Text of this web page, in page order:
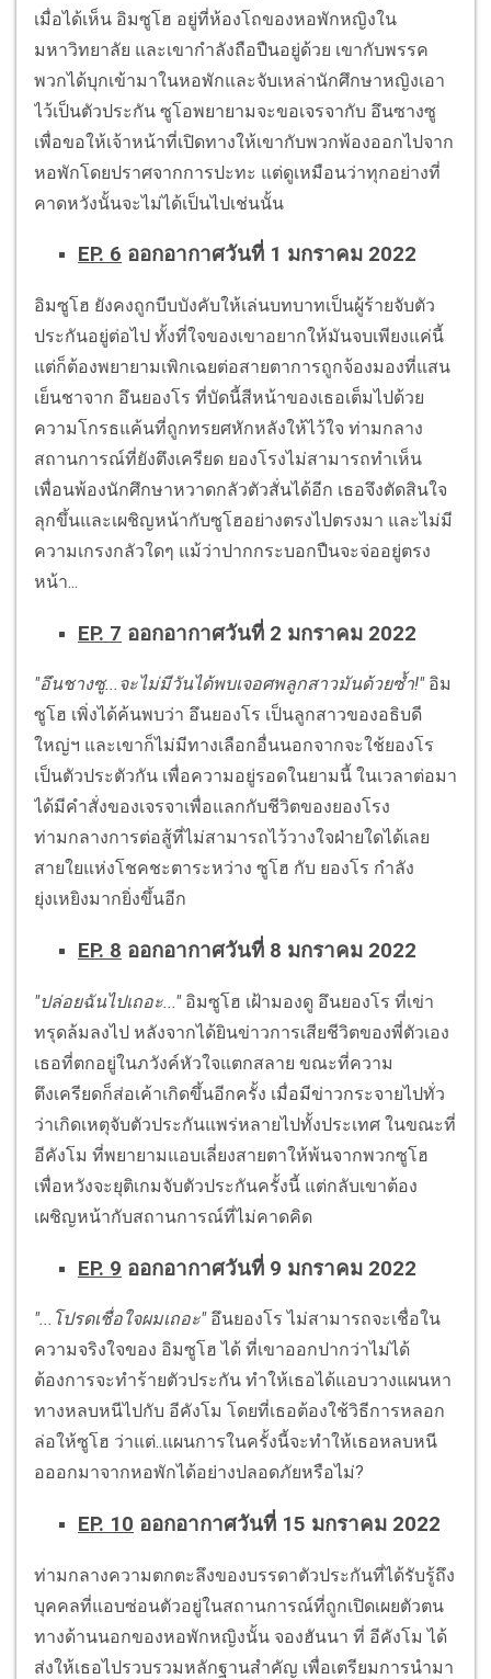
เมื่อได้เห็น อิมซูโฮ อยู่ที่ห้องโถของหอพักหญิงใน
มหาวิทยาลัย และเขากำลังถือปืนอยู่ด้วย เขากับพรรค
พวกได้บุกเข้ามาในหอพักและจับเหล่านักศึกษาหญิงเอา
ไว้เป็นตัวประกัน ซูโอพยายามจะขอเจรจากับ อึนซางซู
เพื่อขอให้เจ้าหน้าที่เปิดทางให้เขากับพวกพ้องออกไปจาก
หอพักโดยปราศจากการปะทะ แต่ดูเหมือนว่าทุกอย่างที่
คาดหวังนั้นจะไม่ได้เป็นไปเช่นนั้น
EP. 6 ออกอากาศวันที่ 1 มกราคม 2022
อิมซูโฮ ยังคงถูกบีบบังคับให้เล่นบทบาทเป็นผู้ร้ายจับตัว
ประกันอยู่ต่อไป ทั้งที่ใจของเขาอยากให้มันจบเพียงแค่นี้
แต่ก็ต้องพยายามเพิกเฉยต่อสายตาการถูกจ้องมองที่แสน
เย็นชาจาก อึนยองโร ที่บัดนี้สีหน้าของเธอเต็มไปด้วย
ความโกรธแค้นที่ถูกทรยศหักหลังให้ไว้ใจ ท่ามกลาง
สถานการณ์ที่ยังตึงเครียด ยองโรงไม่สามารถทำเห็น
เพื่อนพ้องนักศึกษาหวาดกลัวตัวสั่นได้อีก เธอจึงตัดสินใจ
ลุกขึ้นและเผชิญหน้ากับซูโฮอย่างตรงไปตรงมา และไม่มี
ความเกรงกลัวใดๆ แม้ว่าปากกระบอกปืนจะจ่ออยู่ตรง
หน้า...
EP. 7 ออกอากาศวันที่ 2 มกราคม 2022
"อึนชางซู...จะไม่มีวันได้พบเจอศพลูกสาวมันด้วยซ้ำ!"อิม
ซูโฮ เพิ่งได้ค้นพบว่า อึนยองโร เป็นลูกสาวของอธิบดี
ใหญ่ฯ และเขาก็ไม่มีทางเลือกอื่นนอกจากจะใช้ยองโร
เป็นตัวประตัวกัน เพื่อความอยู่รอดในยามนี้ ในเวลาต่อมา
ได้มีคำสั่งของเจรจาเพื่อแลกกับชีวิตของยองโรง
ท่ามกลางการต่อสู้ที่ไม่สามารถไว้วางใจฝ่ายใดได้เลย
สายใยแห่งโชคชะตาระหว่าง ซูโฮ กับ ยองโร กำลัง
ยุ่งเหยิงมากยิ่งขึ้นอีก
EP. 8 ออกอากาศวันที่ 8 มกราคม 2022
"ปล่อยฉันไปเถอะ..."อิมซูโฮ เฝ้ามองดู อึนยองโร ที่เข่า
ทรุดล้มลงไป หลังจากได้ยินข่าวการเสียชีวิตของพี่ตัวเอง
เธอที่ตกอยู่ในภวังค์หัวใจแตกสลาย ขณะที่ความ
ตึงเครียดก็ส่อเค้าเกิดขึ้นอีกครั้ง เมื่อมีข่าวกระจายไปทั่ว
ว่าเกิดเหตุจับตัวประกันแพร่หลายไปทั้งประเทศ ในขณะที่
อีคังโม ที่พยายามแอบเลี่ยงสายตาให้พ้นจากพวกซูโฮ
เพื่อหวังจะยุติเกมจับตัวประกันครั้งนี้ แต่กลับเขาต้อง
เผชิญหน้ากับสถานการณ์ที่ไม่คาดคิด
EP. 9 ออกอากาศวันที่ 9 มกราคม 2022
"...โปรดเชื่อใจผมเถอะ"อึนยองโร ไม่สามารถจะเชื่อใน
ความจริงใจของ อิมซูโฮ ได้ ที่เขาออกปากว่าไม่ได้
ต้องการจะทำร้ายตัวประกัน ทำให้เธอได้แอบวางแผนหา
ทางหลบหนีไปกับ อีคังโม โดยที่เธอต้องใช้วิธีการหลอก
ล่อให้ซูโฮ ว่าแต่..แผนการในครั้งนี้จะทำให้เธอหลบหนี
อออกมาจากหอพักได้อย่างปลอดภัยหรือไม่?
EP. 10 ออกอากาศวันที่ 15 มกราคม 2022
ท่ามกลางความตกตะลึงของบรรดาตัวประกันที่ได้รับรู้ถึง
บุคคลที่แอบซ่อนตัวอยู่ในสถานการณ์ที่ถูกเปิดเผยตัวตน
ทางด้านนอกของหอพักหญิงนั้น จองฮันนา ที่ อีคังโม ได้
ส่งให้เธอไปรวบรวมหลักฐานสำคัญ เพื่อเตรียมการนำมา